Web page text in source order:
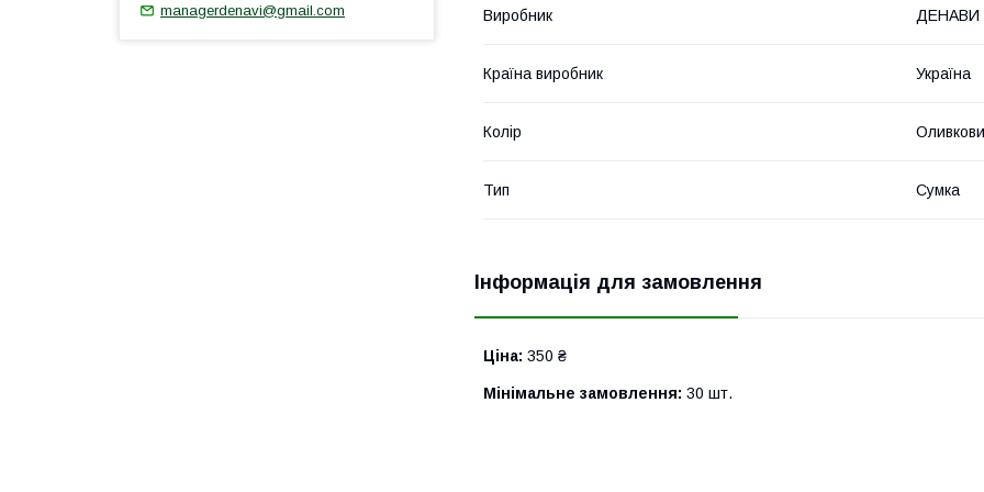
Виробник ДЕНАВИ
Країна виробник Україна
Колір
Тип Сумка
Інформація для замовлення
Ціна: 350 ₴
Мінімальне замовлення: 30 шт.
managerdenavi@gmail.com